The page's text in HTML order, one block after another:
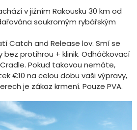
v jižním Rakousku 30 km od
soukromým rybářským
Catch and Release lov. Smí se
protihrou + klinik. Odháčkovací
Pokud takovou nemáte,
€10 na celou dobu vaši výpravy,
je zákaz krmení. Pouze PVA.